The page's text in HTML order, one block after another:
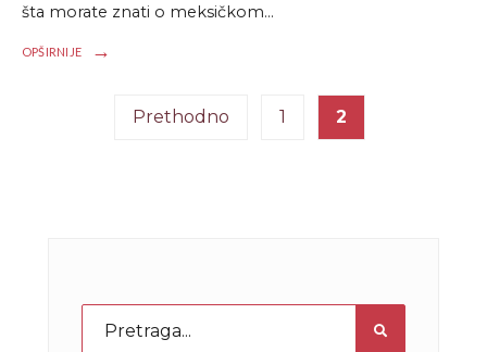
šta morate znati o meksičkom...
OPŠIRNIJE →
KretanjePrethodno 1 2